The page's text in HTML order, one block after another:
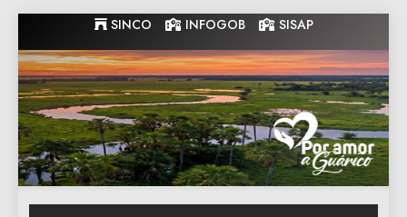
to
content
SINCO INFOGOB SISAP
Gobernacion
de Guarico
Gobernacion de Guarico